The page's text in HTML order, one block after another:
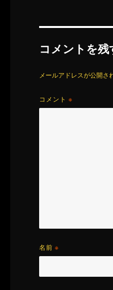
コメントを残
メールアドレスが公開さ
コメント※
名前※